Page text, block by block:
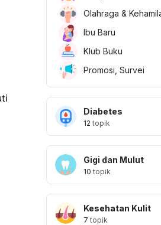
Olahraga &
Ibu Baru
Klub Buku
Promosi, Survei
Diabetes
12 topik
Gigi dan Mulut
10 topik
Kesehatan Kulit
7 topik